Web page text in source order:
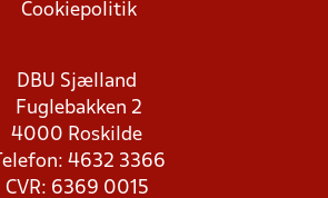
Cookiepolitik
DBU Sjælland
Fuglebakken 2
4000 Roskilde
Telefon: 4632 3366
CVR: 6369 0015